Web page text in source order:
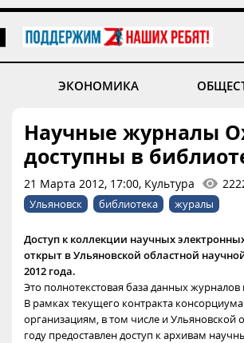
ЭКОНОМИКА
Научные журналы
доступны в
21 Марта 2012, 17:00, Культура
Ульяновск библиотека журалы
Доступ к коллекции научных
открыт в Ульяновской областной
2012 года.
Это полнотекстовая база данных журналов
В рамках текущего контракта
организациям, в том числе и
году предоставлен доступ к архивам